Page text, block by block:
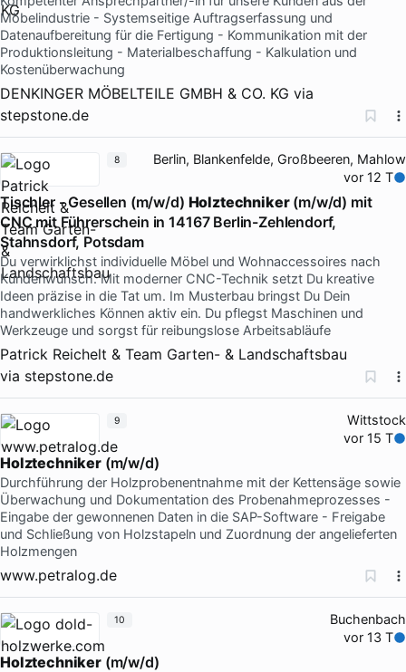
Möbelindustrie - Systemseitige Auftragserfassung und
Datenaufbereitung für die Fertigung - Kommunikation mit der
Produktionsleitung - Materialbeschaffung - Kalkulation und
Kostenüberwachung
DENKINGER MÖBELTEILE GMBH & CO. KG via
stepstone.de
Berlin, Blankenfelde, Großbeeren, Mahlow
vor 12 T
Tischler - Gesellen (m/w/d) Holztechniker(m/w/d) mit
CNC mit Führerschein in 14167 Berlin-Zehlendorf,
Stahnsdorf, Potsdam
Du verwirklichst individuelle Möbel und Wohnaccessoires nach
Kundenwunsch. Mit moderner CNC-Technik setzt Du kreative
Ideen präzise in die Tat um. Im Musterbau bringst Du Dein
handwerkliches Können aktiv ein. Du pflegst Maschinen und
Werkzeuge und sorgst für reibungslose Arbeitsabläufe
Patrick Reichelt & Team Garten- & Landschaftsbau
via stepstone.de
8
Wittstock
vor 15 T
Holztechniker(m/w/d)
Durchführung der Holzprobenentnahme mit der Kettensäge sowie
Überwachung und Dokumentation des Probenahmeprozesses -
Eingabe der gewonnenen Daten in die SAP-Software - Freigabe
und Schließung von Holzstapeln und Zuordnung der angelieferten
Holzmengen
www.petralog.de
9
Buchenbach
vor 13 T
Holztechniker(m/w/d)
10